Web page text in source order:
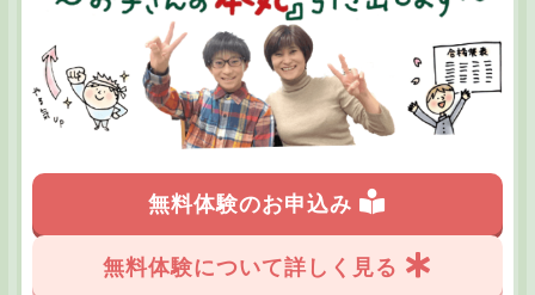
無料体験のお申込み
無料体験について詳しく見る